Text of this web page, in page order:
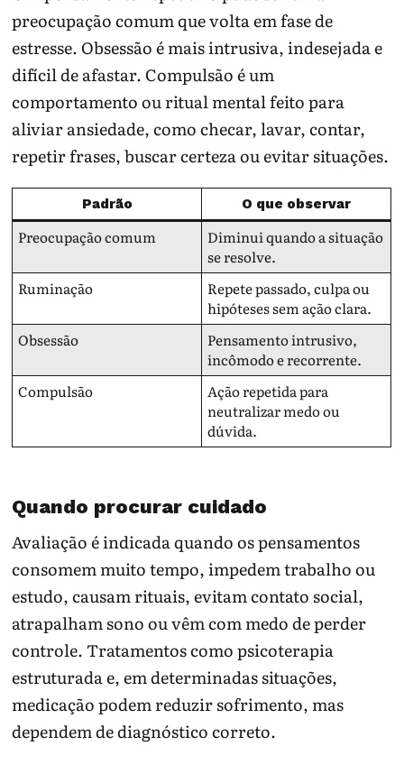
preocupação comum que volta em fase de
estresse. Obsessão é mais intrusiva, indesejada e
difícil de afastar. Compulsão é um
comportamento ou ritual mental feito para
aliviar ansiedade, como checar, lavar, contar,
repetir frases, buscar certeza ou evitar situações.
Padrão O que observar
Preocupação comum
Diminui quando a situação
se resolve.
Ruminação
Repete passado, culpa ou
hipóteses sem ação clara.
Obsessão
Pensamento intrusivo,
incômodo e recorrente.
Compulsão
Ação repetida para
neutralizar medo ou
dúvida.
Quando procurar cuidado
Avaliação é indicada quando os pensamentos
consomem muito tempo, impedem trabalho ou
estudo, causam rituais, evitam contato social,
atrapalham sono ou vêm com medo de perder
controle. Tratamentos como psicoterapia
estruturada e, em determinadas situações,
medicação podem reduzir sofrimento, mas
dependem de diagnóstico correto.